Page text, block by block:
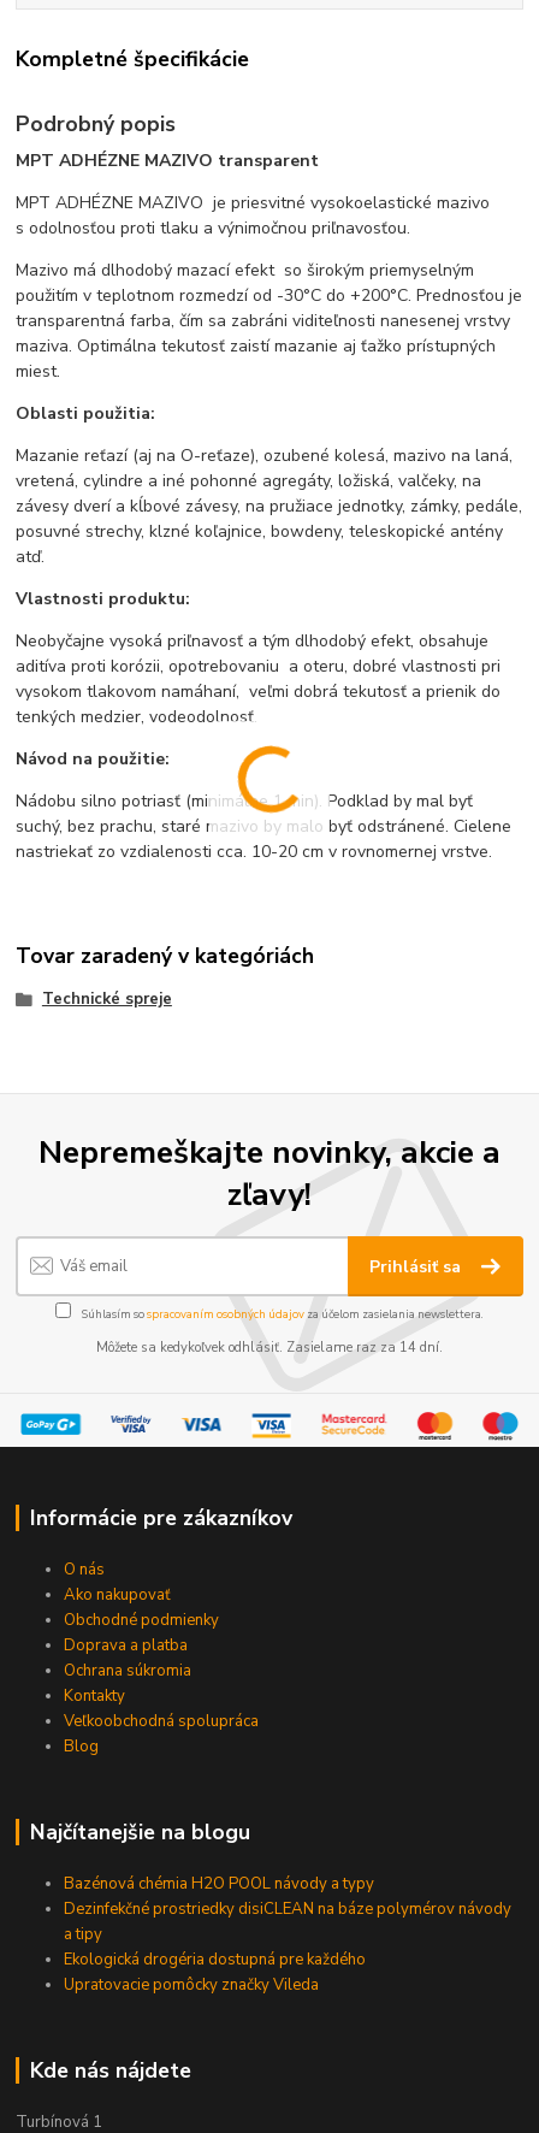
Kompletné špecifikácie
Podrobný popis
MPT ADHÉZNE MAZIVO transparent
MPT ADHÉZNE MAZIVO je priesvitné vysokoelastické mazivo
s odolnosťou proti tlaku a výnimočnou priľnavosťou.
Mazivo má dlhodobý mazací efekt so širokým priemyselným
použitím v teplotnom rozmedzí od -30°C do +200°C. Prednosťou je
transparentná farba, čím sa zabráni viditeľnosti nanesenej vrstvy
maziva. Optimálna tekutosť zaistí mazanie aj ťažko prístupných
miest.
Oblasti použitia:
Mazanie reťazí (aj na O-reťaze), ozubené kolesá, mazivo na laná,
vretená, cylindre a iné pohonné agregáty, ložiská, valčeky, na
závesy dverí a kĺbové závesy, na pružiace jednotky, zámky, pedále,
posuvné strechy, klzné koľajnice, bowdeny, teleskopické antény
atď.
Vlastnosti produktu:
Neobyčajne vysoká priľnavosť a tým dlhodobý efekt, obsahuje
aditíva proti korózii, opotrebovaniu a oteru, dobré vlastnosti pri
vysokom tlakovom namáhaní, veľmi dobrá tekutosť a prienik do
tenkých medzier, vodeodolnosť.
Návod na použitie:
Nádobu silno potriasť (minimálne 1 min). Podklad by mal byť
suchý, bez prachu, staré mazivo by malo byť odstránené. Cielene
nastriekať zo vzdialenosti cca. 10-20 cm v rovnomernej vrstve.
Tovar zaradený v kategóriách
Technické spreje
Nepremeškajte novinky, akcie a
zľavy!
Prihlásiť sa
Súhlasím sospracovaním osobných údajov za účelom zasielania newslettera.
Môžete sa kedykoľvek odhlásiť. Zasielame raz za 14 dní.
Informácie pre zákazníkov
O nás
Ako nakupovať
Obchodné podmienky
Doprava a platba
Ochrana súkromia
Kontakty
Veľkoobchodná spolupráca
Blog
Najčítanejšie na blogu
Bazénová chémia H2O POOL návody a typy
Dezinfekčné prostriedky disiCLEAN na báze polymérov návody
a tipy
Ekologická drogéria dostupná pre každého
Upratovacie pomôcky značky Vileda
Kde nás nájdete
Turbínová 1